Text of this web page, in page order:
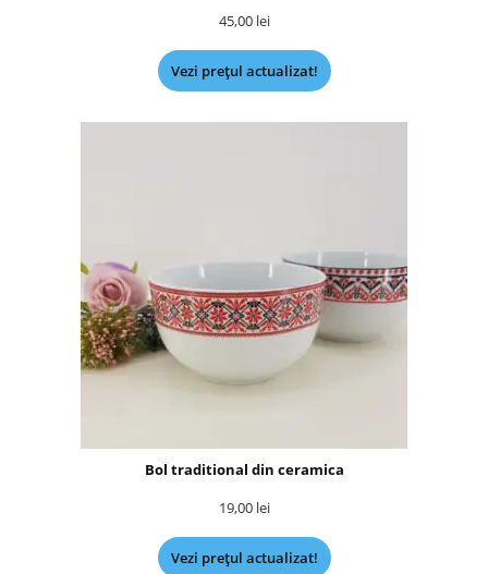
45,00 lei
Vezi prețul actualizat!
Bol traditional din ceramica
19,00 lei
Vezi prețul actualizat!